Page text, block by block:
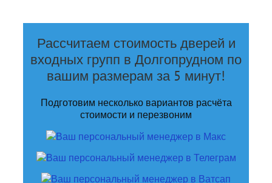
Рассчитаем стоимость дверей и
входных групп в Долгопрудном по
вашим размерам за 5 минут!
Подготовим несколько вариантов расчёта
стоимости и перезвоним